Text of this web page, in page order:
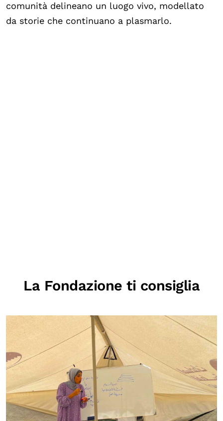
comunità delineano un luogo vivo, modellato
da storie che continuano a plasmarlo.
La Fondazione ti consiglia